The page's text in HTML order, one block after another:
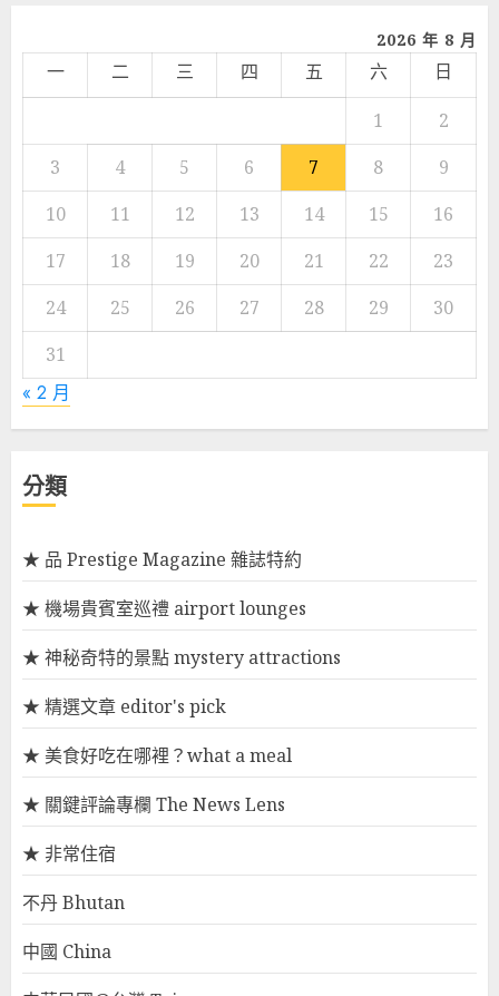
2026 年 8 月
一 二 三 四 五 六
日
1
2
3
4 5 6 7 8
9
10
11 12 13 14 15
16
17
18 19 20 21 22
23
24
25 26 27 28 29
30
31
« 2 月
分類
★ 品 Prestige Magazine 雜誌特約
★ 機場貴賓室巡禮 airport lounges
★ 神秘奇特的景點 mystery attractions
★ 精選文章 editor's pick
★ 美食好吃在哪裡？what a meal
★ 關鍵評論專欄 The News Lens
★ 非常住宿
不丹 Bhutan
中國 China